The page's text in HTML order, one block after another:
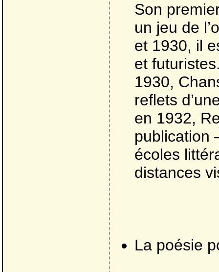
Son
un jeu de
et 1930, il
et
1930,
reflets
en 1932,
publication
écoles
distances
La poésie